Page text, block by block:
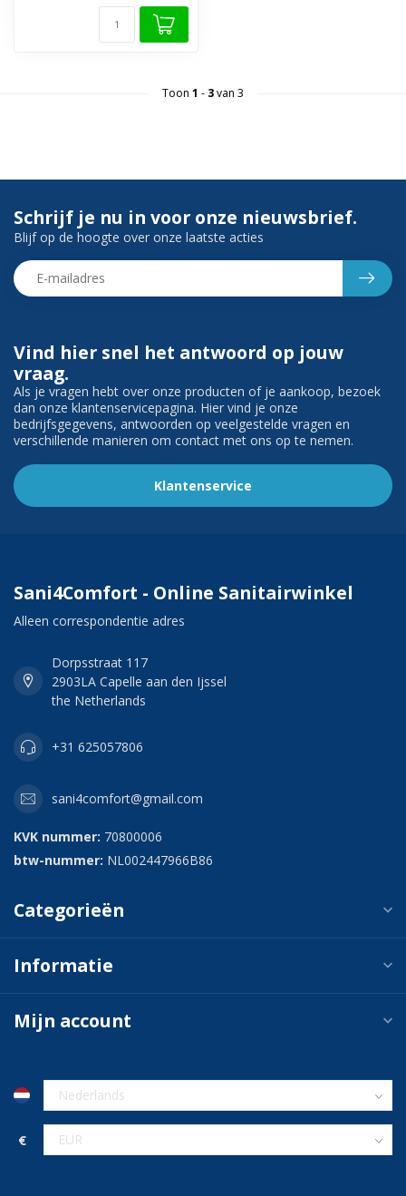
Toon 1 - 3van 3
Vind hier snel het antwoord op jouw
vraag.
Als je vragen hebt over onze producten of je aankoop, bezoek
dan onze klantenservicepagina. Hier vind je onze
bedrijfsgegevens, antwoorden op veelgestelde vragen en
verschillende manieren om contact met ons op te nemen.
Klantenservice
Schrijf je nu in voor onze nieuwsbrief.
Blijf op de hoogte over onze laatste acties
Sani4Comfort - Online Sanitairwinkel
Alleen correspondentie adres
Dorpsstraat 117
2903LA Capelle aan den Ijssel
the Netherlands
+31 625057806
sani4comfort@gmail.com
KVK nummer: 70800006
btw-nummer: NL002447966B86
Categorieën
Informatie
Mijn account
€